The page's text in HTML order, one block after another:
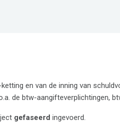
en van de inning van
de btw-aangifteverplichtingen,
gefaseerd ingevoerd.